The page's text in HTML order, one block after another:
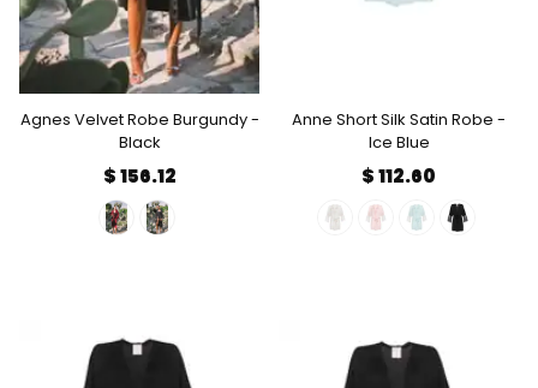
Agnes Velvet Robe Burgundy -
Black
$ 156.12
Anne Short Silk Satin Robe -
Ice Blue
$ 112.60